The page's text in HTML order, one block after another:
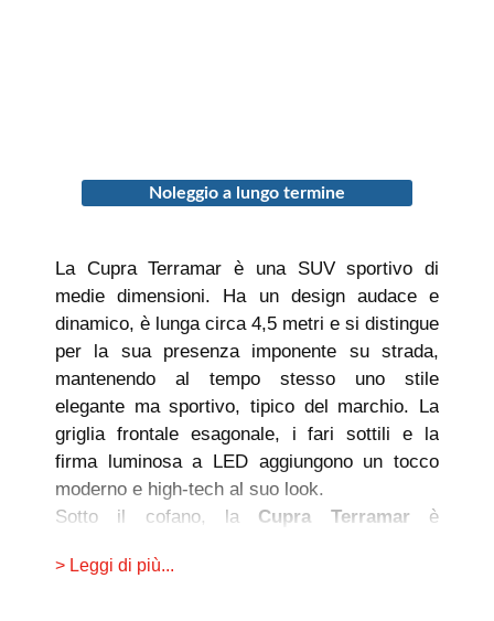
Noleggio a lungo termine
La Cupra Terramar è una SUV sportivo di
medie dimensioni. Ha un design audace e
dinamico, è lunga circa 4,5 metri e si distingue
per la sua presenza imponente su strada,
mantenendo al tempo stesso uno stile
elegante ma sportivo, tipico del marchio. La
griglia frontale esagonale, i fari sottili e la
firma luminosa a LED aggiungono un tocco
moderno e high-tech al suo look.
Sotto il cofano, la Cupra Terramar è
ibride plug-in e mild hybrid
> Leggi di più...